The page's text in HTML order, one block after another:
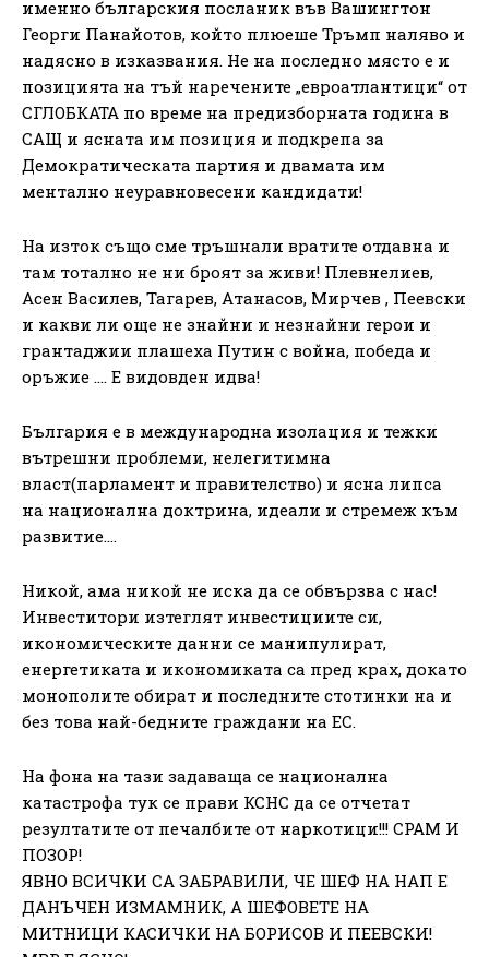
именно българския посланик във Вашингтон
Георги Панайотов, който плюеше Тръмп наляво и
надясно в изказвания. Не на последно място е и
позицията на тъй наречените „евроатлантици“ от
СГЛОБКАТА по време на предизборната година в
САЩ и ясната им позиция и подкрепа за
Демократическата партия и двамата им
ментално неуравновесени кандидати!
На изток също сме тръшнали вратите отдавна и
там тотално не ни броят за живи! Плевнелиев,
Асен Василев, Тагарев, Атанасов, Мирчев , Пеевски
и какви ли още не знайни и незнайни герои и
грантаджии плашеха Путин с война, победа и
оръжие …. Е видовден идва!
България е в международна изолация и тежки
вътрешни проблеми, нелегитимна
власт(парламент и правителство) и ясна липса
на национална доктрина, идеали и стремеж към
развитие….
Никой, ама никой не иска да се обвързва с нас!
Инвеститори изтеглят инвестициите си,
икономическите данни се манипулират,
енергетиката и икономиката са пред крах, докато
монополите обират и последните стотинки на и
без това най-бедните граждани на ЕС.
На фона на тази задаваща се национална
катастрофа тук се прави КСНС да се отчетат
резултатите от печалбите от наркотици!!! СРАМ И
ПОЗОР!
ЯВНО ВСИЧКИ СА ЗАБРАВИЛИ, ЧЕ ШЕФ НА НАП Е
ДАНЪЧЕН ИЗМАМНИК, А ШЕФОВЕТЕ НА
МИТНИЦИ КАСИЧКИ НА БОРИСОВ И ПЕЕВСКИ!